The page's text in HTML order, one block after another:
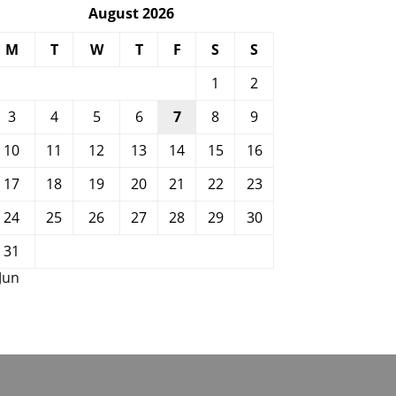
August 2026
M
T W T F S
S
1
2
3
4 5 6 7 8
9
10
11 12 13 14 15
16
17
18 19 20 21 22
23
24
25 26 27 28 29
30
31